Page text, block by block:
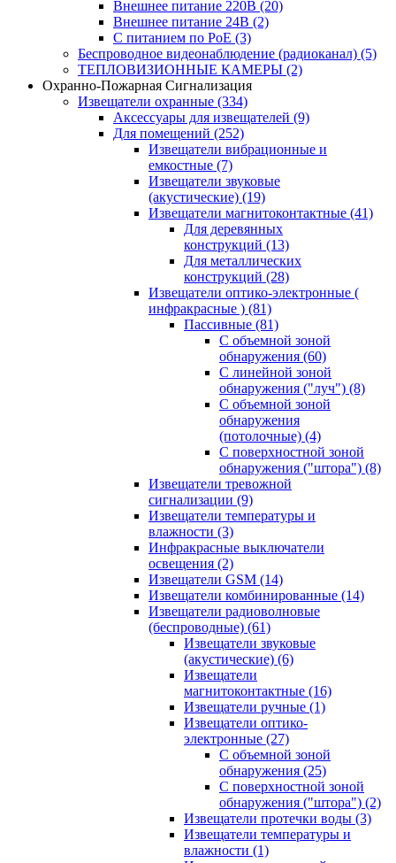
Внешнее питание 220В (20)
Внешнее питание 24В (2)
С питанием по PoE (3)
Беспроводное видеонаблюдение (радиоканал) (5)
ТЕПЛОВИЗИОННЫЕ КАМЕРЫ (2)
Охранно-Пожарная Сигнализация
Извещатели охранные (334)
Аксессуары для извещателей (9)
Для помещений (252)
Извещатели вибрационные и
емкостные (7)
Извещатели звуковые
(акустические) (19)
Извещатели магнитоконтактные (41)
Для деревянных
конструкций (13)
Для металлических
конструкций (28)
Извещатели оптико-электронные (
инфракрасные ) (81)
Пассивные (81)
С объемной зоной
обнаружения (60)
С линейной зоной
обнаружения ("луч") (8)
С объемной зоной
обнаружения
(потолочные) (4)
С поверхностной зоной
обнаружения ("штора") (8)
Извещатели тревожной
сигнализации (9)
Извещатели температуры и
влажности (3)
Инфракрасные выключатели
освещения (2)
Извещатели GSM (14)
Извещатели комбинированные (14)
Извещатели радиоволновые
(беспроводные) (61)
Извещатели звуковые
(акустические) (6)
Извещатели
магнитоконтактные (16)
Извещатели ручные (1)
Извещатели оптико-
электронные (27)
С объемной зоной
обнаружения (25)
С поверхностной зоной
обнаружения ("штора") (2)
Извещатели протечки воды (3)
Извещатели температуры и
влажности (1)